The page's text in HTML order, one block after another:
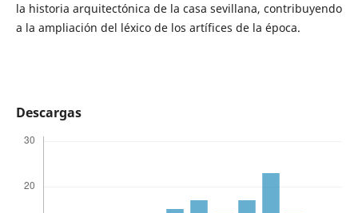
la historia arquitectónica de la casa sevillana, contribuyendo
a la ampliación del léxico de los artífices de la época.
Descargas